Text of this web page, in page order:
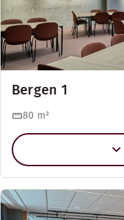
Bergen 1
80 m²